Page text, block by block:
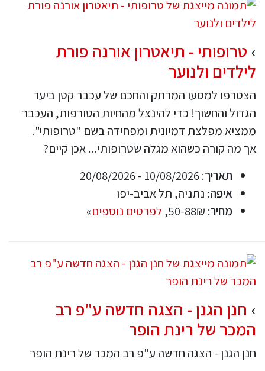
טרופותי - תיאטרון אורנה פורת
לילדים ולנוער
הצטרפו למסעו המרתק והחכם של עכבר קטן ביער
הגדול והחשוך! כדי להינצל מהחיות הטורפות, העכבר
ממציא מפלצת דמיונית ומפחידה בשם "טרופותי".
אך מה קורה כשהוא מגלה שטרופותי... אכן קיים?
תאריך: 10/08/2026 - 20/08/2026
איפה: נתניה, תל אביב-יפו
מחיר: 50-88₪, לפרטים נוספים»
חנן הגנן - הצגה חדשה ע"פ רב
המכר של רינת הופר
חנן הגנן - הצגה חדשה ע"פ רב המכר של רינת הופר